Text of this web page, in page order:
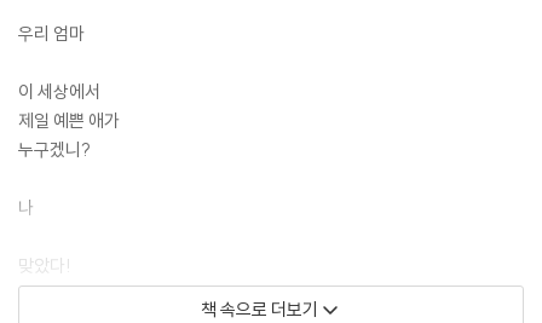
우리 엄마
이 세상에서
제일 예쁜 애가
누구겠니?
나
맞았다!
저걸 좀 보렴.
책 속으로 더보기